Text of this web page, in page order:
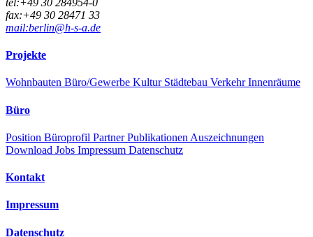
fax:+49 30 28471 33
mail:berlin@h-s-a.de
Projekte
Wohnbauten Büro/Gewerbe Kultur Städtebau VerkehrInnenräume
Büro
Position Büroprofil PartnerPublikationen Auszeichnungen
Download Jobs Impressum Datenschutz
Kontakt
Impressum
Datenschutz